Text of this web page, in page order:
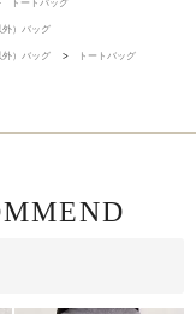
トートバッグ
外）バッグ
外）バッグ > トートバッグ